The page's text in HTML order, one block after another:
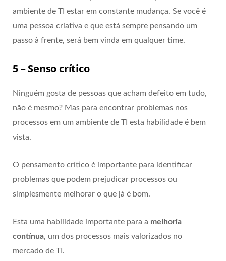
ambiente de TI estar em constante mudança. Se você é
uma pessoa criativa e que está sempre pensando um
passo à frente, será bem vinda em qualquer time.
5 – Senso crítico
Ninguém gosta de pessoas que acham defeito em tudo,
não é mesmo? Mas para encontrar problemas nos
processos em um ambiente de TI esta habilidade é bem
vista.
O pensamento crítico é importante para identificar
problemas que podem prejudicar processos ou
simplesmente melhorar o que já é bom.
Esta uma habilidade importante para a melhoria
contínua, um dos processos mais valorizados no
mercado de TI.